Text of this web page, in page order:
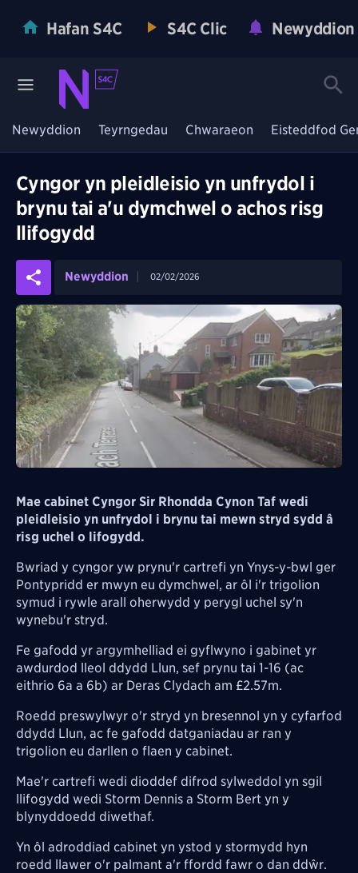
Hafan S4C S4C Clic Newyddion
Newyddion Teyrngedau Chwaraeon Eisteddfod
Cyngor yn pleidleisio yn unfrydol i
brynu tai a'u dymchwel o achos risg
llifogydd
Newyddion 02/02/2026
Mae cabinet Cyngor Sir Rhondda Cynon Taf wedi
pleidleisio yn unfrydol i brynu tai mewn stryd sydd â
risg uchel o lifogydd.
Bwriad y cyngor yw prynu'r cartrefi yn Ynys-y-bwl ger
Pontypridd er mwyn eu dymchwel, ar ôl i'r trigolion
symud i rywle arall oherwydd y perygl uchel sy'n
wynebu'r stryd.
Fe gafodd yr argymhelliad ei gyflwyno i gabinet yr
awdurdod lleol ddydd Llun, sef prynu tai 1-16 (ac
eithrio 6a a 6b) ar Deras Clydach am £2.57m.
Roedd preswylwyr o'r stryd yn bresennol yn y cyfarfod
ddydd Llun, ac fe gafodd datganiadau ar ran y
trigolion eu darllen o flaen y cabinet.
Mae'r cartrefi wedi dioddef difrod sylweddol yn sgil
llifogydd wedi Storm Dennis a Storm Bert yn y
blynyddoedd diwethaf.
Yn ôl adroddiad cabinet yn ystod y stormydd hyn
roedd llawer o'r palmant a'r ffordd fawr o dan ddŵr.